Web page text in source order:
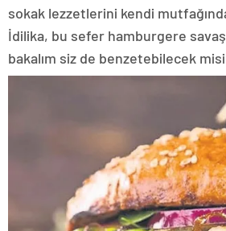
sokak lezzetlerini kendi
İdilika, bu sefer hamburgere
bakalım siz de benzetebilecek